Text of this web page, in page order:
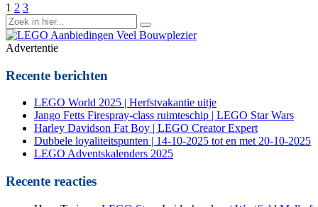
Berichten
paginering
1 2 3
Zoek
naar:
Advertentie
Recente berichten
LEGO World 2025 | Herfstvakantie uitje
Jango Fetts Firespray-class ruimteschip | LEGO Star Wars
Harley Davidson Fat Boy | LEGO Creator Expert
Dubbele loyaliteitspunten | 14-10-2025 tot en met 20-10-2025
LEGO Adventskalenders 2025
Recente reacties